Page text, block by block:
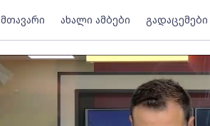
მთავარი ახალი ამბები გადაცემები